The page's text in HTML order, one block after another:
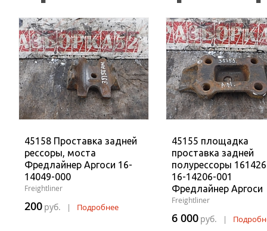
45158 Проставка задней
рессоры, моста
Фредлайнер Аргоси 16-
14049-000
Freightliner
200 руб. | Подробнее
45155 площадка
проставка задней
полурессоры
16-14206-001
Фредлайнер Аргоси
Freightliner
6 000 руб. |